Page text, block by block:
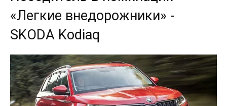
«Легкие внедорожники» -
SKODA Kodiaq